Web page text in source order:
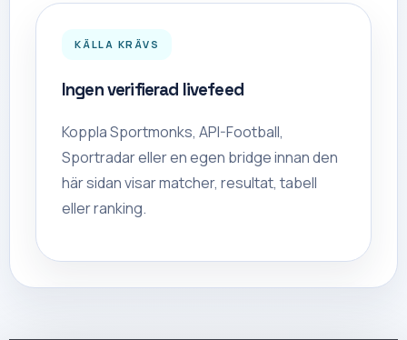
KÄLLA KRÄVS
Ingen verifierad livefeed
Koppla Sportmonks, API-Football,
Sportradar eller en egen bridge innan den
här sidan visar matcher, resultat, tabell
eller ranking.